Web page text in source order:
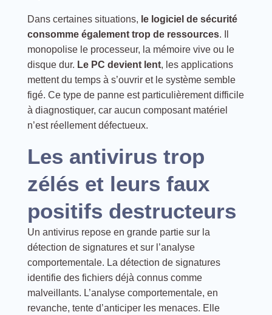
Dans certaines situations, le logiciel de sécurité
consomme également trop de ressources. Il
monopolise le processeur, la mémoire vive ou le
disque dur. Le PC devient lent, les applications
mettent du temps à s’ouvrir et le système semble
figé. Ce type de panne est particulièrement difficile
à diagnostiquer, car aucun composant matériel
n’est réellement défectueux.
Les antivirus trop
zélés et leurs faux
positifs destructeurs
Un antivirus repose en grande partie sur la
détection de signatures et sur l’analyse
comportementale. La détection de signatures
identifie des fichiers déjà connus comme
malveillants. L’analyse comportementale, en
revanche, tente d’anticiper les menaces. Elle